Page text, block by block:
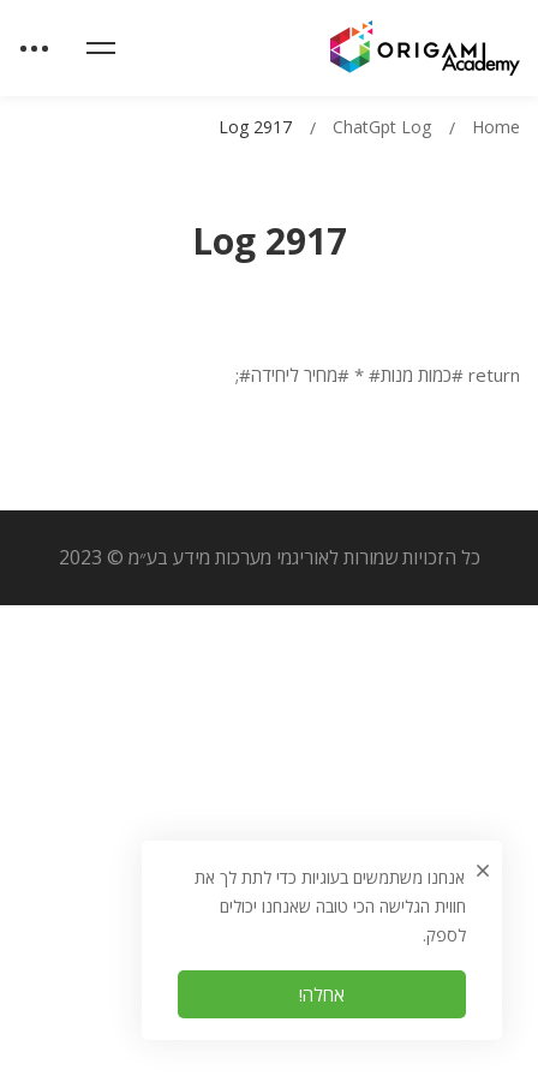
Log 2917
Home
ChatGpt Log
Log 2917
return #כמות מנות# * #מחיר ליחידה#;
כל הזכויות שמורות לאוריגמי מערכות מידע בע״מ © 2023
אנחנו משתמשים בעוגיות כדי לתת לך את
חווית הגלישה הכי טובה שאנחנו יכולים
לספק.
אחלה!